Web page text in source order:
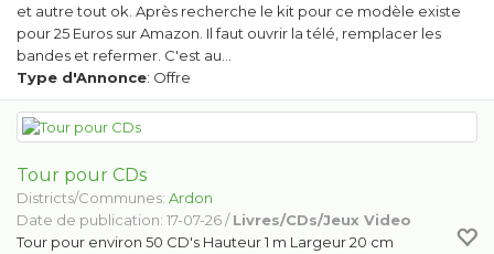
et autre tout ok. Après recherche le kit pour ce modèle existe
pour 25 Euros sur Amazon. Il faut ouvrir la télé, remplacer les
bandes et refermer. C'est au…
Type d'Annonce: Offre
Tour pour CDs
Districts/Communes: Ardon
Date de publication: 17-07-26 /Livres/CDs/Jeux Video
Tour pour environ 50 CD's Hauteur 1 m Largeur 20 cm